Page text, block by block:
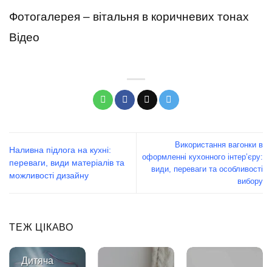
Фотогалерея – вітальня в коричневих тонах
Відео
Наливна підлога на кухні:
переваги, види матеріалів та
можливості дизайну
Використання вагонки в
оформленні кухонного інтер’єру:
види, переваги та особливості
вибору
ТЕЖ ЦІКАВО
Дитяча